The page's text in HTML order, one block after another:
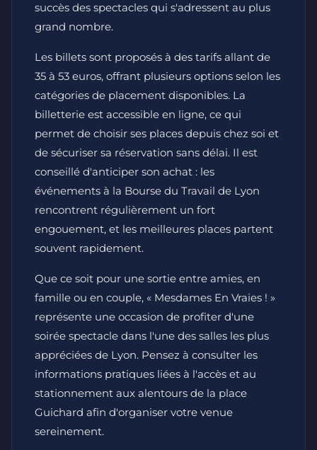
succès des spectacles qui s'adressent au plus
grand nombre.
Les billets sont proposés à des tarifs allant de
35 à 53 euros, offrant plusieurs options selon les
catégories de placement disponibles. La
billetterie est accessible en ligne, ce qui
permet de choisir ses places depuis chez soi et
de sécuriser sa réservation sans délai. Il est
conseillé d'anticiper son achat : les
événements à la Bourse du Travail de Lyon
rencontrent régulièrement un fort
engouement, et les meilleures places partent
souvent rapidement.
Que ce soit pour une sortie entre amies, en
famille ou en couple, « Mesdames En Vraies ! »
représente une occasion de profiter d'une
soirée spectacle dans l'une des salles les plus
appréciées de Lyon. Pensez à consulter les
informations pratiques liées à l'accès et au
stationnement aux alentours de la place
Guichard afin d'organiser votre venue
sereinement.